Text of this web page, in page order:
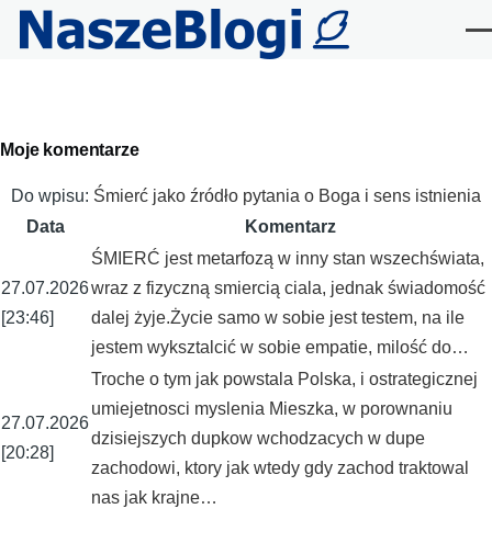
Przejdź do treści
tabs
Moje komentarze
Do wpisu: Śmierć jako źródło pytania o Boga i sens istnienia
Data
Komentarz
27.07.2026
[23:46]
ŚMIERĆ jest metarfozą w inny stan wszechświata,
wraz z fizyczną smiercią ciala, jednak świadomość
dalej żyje.Życie samo w sobie jest testem, na ile
jestem wyksztalcić w sobie empatie, milość do…
27.07.2026
[20:28]
Troche o tym jak powstala Polska, i ostrategicznej
umiejetnosci myslenia Mieszka, w porownaniu
dzisiejszych dupkow wchodzacych w dupe
zachodowi, ktory jak wtedy gdy zachod traktowal
nas jak krajne…